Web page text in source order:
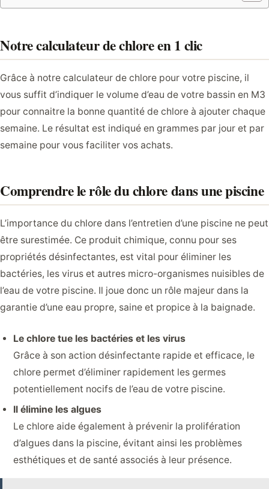
Notre calculateur de chlore en 1 clic
Grâce à notre calculateur de chlore pour votre piscine, il
vous suffit d’indiquer le volume d’eau de votre bassin en M3
pour connaitre la bonne quantité de chlore à ajouter chaque
semaine. Le résultat est indiqué en grammes par jour et par
semaine pour vous faciliter vos achats.
Comprendre le rôle du chlore dans une piscine
L’importance du chlore dans l’entretien d’une piscine ne peut
être surestimée. Ce produit chimique, connu pour ses
propriétés désinfectantes, est vital pour éliminer les
bactéries, les virus et autres micro-organismes nuisibles de
l’eau de votre piscine. Il joue donc un rôle majeur dans la
garantie d’une eau propre, saine et propice à la baignade.
Le chlore tue les bactéries et les virus
Grâce à son action désinfectante rapide et efficace, le
chlore permet d’éliminer rapidement les germes
potentiellement nocifs de l’eau de votre piscine.
Il élimine les algues
Le chlore aide également à prévenir la prolifération
d’algues dans la piscine, évitant ainsi les problèmes
esthétiques et de santé associés à leur présence.